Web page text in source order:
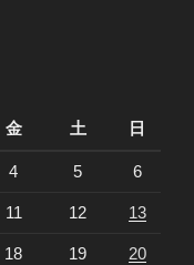
金 土 日
4 5 6
11 12 13
18 19 20